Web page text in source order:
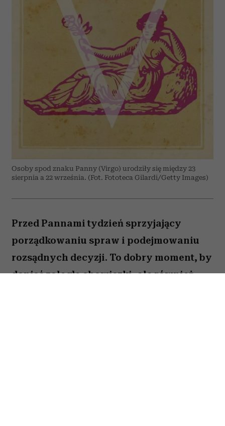
Osoby spod znaku Panny (Virgo) urodziły się między 23
sierpnia a 22 września. (Fot. Fototeca Gilardi/Getty Images)
Przed Pannami tydzień sprzyjający
porządkowaniu spraw i podejmowaniu
rozsądnych decyzji. To dobry moment, by
dopiąć zaległe obowiązki, ale również